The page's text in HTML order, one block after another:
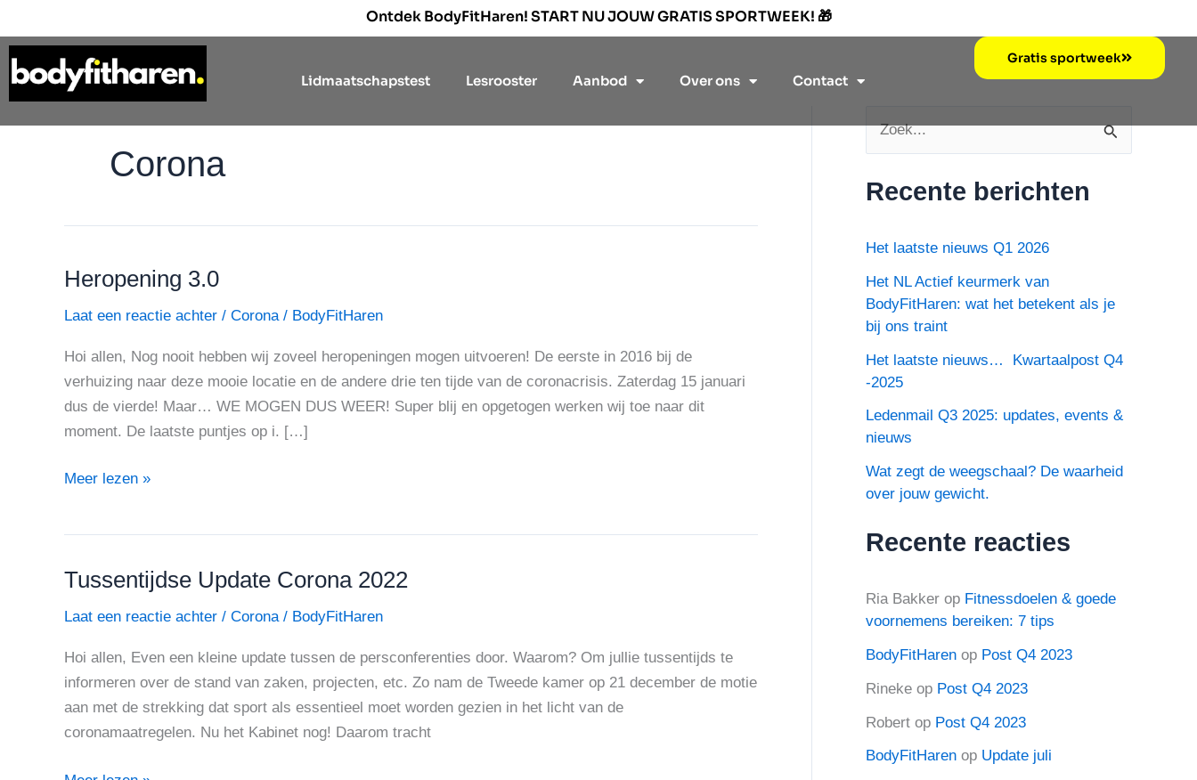
naar
de
inhoud
Ontdek BodyFitHaren! START NU JOUW GRATIS SPORTWEEK! 🎁
Lidmaatschapstest Lesrooster Aanbod Over ons Contact
Gratis sportweek
Corona
Heropening 3.0
Laat een reactie achter / Corona / BodyFitHaren
Hoi allen, Nog nooit hebben wij zoveel heropeningen mogen uitvoeren! De eerste in 2016 bij de
verhuizing naar deze mooie locatie en de andere drie ten tijde van de coronacrisis. Zaterdag 15 januari
dus de vierde! Maar… WE MOGEN DUS WEER! Super blij en opgetogen werken wij toe naar dit
moment. De laatste puntjes op i. […]
Heropening
Meer lezen »
Tussentijdse Update Corona 2022
Laat een reactie achter / Corona/ BodyFitHaren
Hoi allen, Even een kleine update tussen de persconferenties door. Waarom? Om jullie tussentijds te
informeren over de stand van zaken, projecten, etc. Zo nam de Tweede kamer op 21 december de motie
aan met de strekking dat sport als essentieel moet worden gezien in het licht van de
coronamaatregelen. Nu het Kabinet nog! Daarom tracht
Tussentijdse
Corona
2022
e
n
a
a
Recente berichten
Het laatste nieuws Q1 2026
Het NL Actief keurmerk van
BodyFitHaren: wat het betekent als je
bij ons traint
Het laatste nieuws… Kwartaalpost Q4
-2025
Ledenmail Q3 2025: updates, events &
nieuws
Wat zegt de weegschaal? De waarheid
over jouw gewicht.
Recente reacties
Ria Bakker op Fitnessdoelen & goede
voornemens bereiken: 7 tips
BodyFitHaren op Post Q4 2023
Rineke op Post Q4 2023
Robert op Post Q4 2023
BodyFitHaren op Update juli